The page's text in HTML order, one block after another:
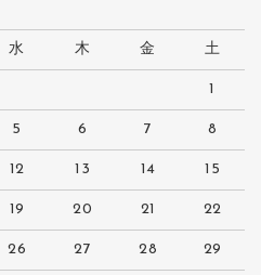
水 木 金 土
1
5 6 7 8
12 13 14 15
19 20 21 22
26 27 28 29